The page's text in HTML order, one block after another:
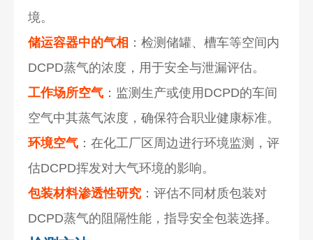
境。
储运容器中的气相 ：检测储罐、槽车等空间内
DCPD蒸气的浓度，用于安全与泄漏评估。
工作场所空气 ：监测生产或使用DCPD的车间
空气中其蒸气浓度，确保符合职业健康标准。
环境空气 ：在化工厂区周边进行环境监测，评
估DCPD挥发对大气环境的影响。
包装材料渗透性研究 ：评估不同材质包装对
DCPD蒸气的阻隔性能，指导安全包装选择。